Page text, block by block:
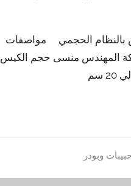
بالنظام الحجمي مواصفات
موديل 905 ماركة المهندس منسى حجم الكيس
وبودر